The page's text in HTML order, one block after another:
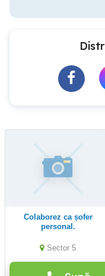
Colaborez ca șofer
personal.
Sector 5